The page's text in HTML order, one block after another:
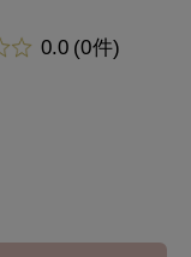
0.0 (0件)